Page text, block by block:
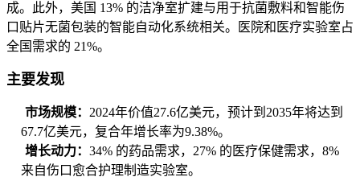
成。此外，美国 13% 的洁净室扩建与用于抗菌敷料和智能伤
口贴片无菌包装的智能自动化系统相关。医院和医疗实验室占
全国需求的 21%。
主要发现
市场规模： 2024年价值27.6亿美元，预计到2035年将达到
67.7亿美元，复合年增长率为9.38%。
增长动力： 34% 的药品需求，27% 的医疗保健需求，8%
来自伤口愈合护理制造实验室。